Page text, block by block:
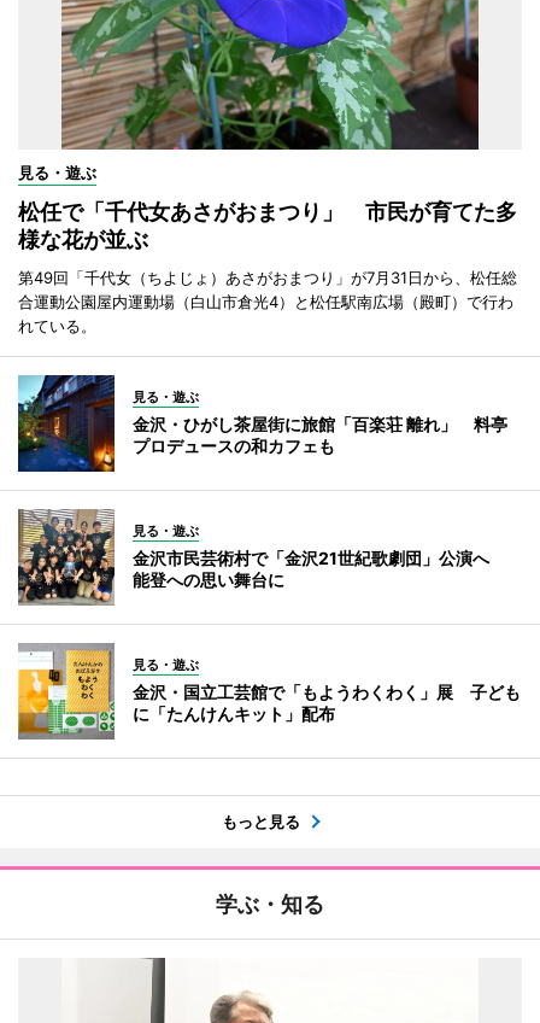
見る・遊ぶ
松任で「千代女あさがおまつり」 市民が育てた多
様な花が並ぶ
第49回「千代女（ちよじょ）あさがおまつり」が7月31日から、松任総
合運動公園屋内運動場（白山市倉光4）と松任駅南広場（殿町）で行わ
れている。
見る・遊ぶ
金沢・ひがし茶屋街に旅館「百楽荘 離れ」 料亭
プロデュースの和カフェも
見る・遊ぶ
金沢市民芸術村で「金沢21世紀歌劇団」公演へ
能登への思い舞台に
見る・遊ぶ
金沢・国立工芸館で「もようわくわく」展 子ども
に「たんけんキット」配布
もっと見る
学ぶ・知る